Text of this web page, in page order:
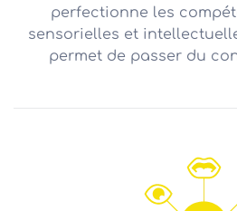
perfectionne les
sensorielles et
permet de passer du